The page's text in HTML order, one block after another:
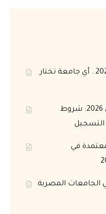
أفضل كلية علوم في مصر 2026.. أي جامعة تختار
الدراسة في مصر للسودانيين 2026: شروط
التسجيل
في
الجامعات المصرية